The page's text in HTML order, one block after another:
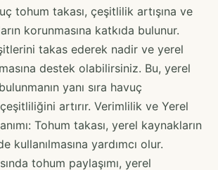
tohum takası, çeşitlilik artışına ve
korunmasına katkıda bulunur.
takas ederek nadir ve yerel
destek olabilirsiniz. Bu, yerel
yanı sıra havuç
artırır. Verimlilik ve Yerel
Tohum takası, yerel kaynakların
kullanılmasına yardımcı olur.
tohum paylaşımı, yerel